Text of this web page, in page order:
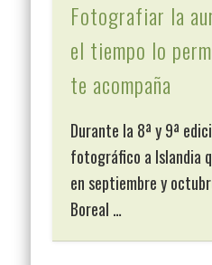
Fotografiar la
el tiempo lo
te acompaña
Durante la 8ª y 9ª
fotográfico a Islandia
en septiembre y
Boreal …